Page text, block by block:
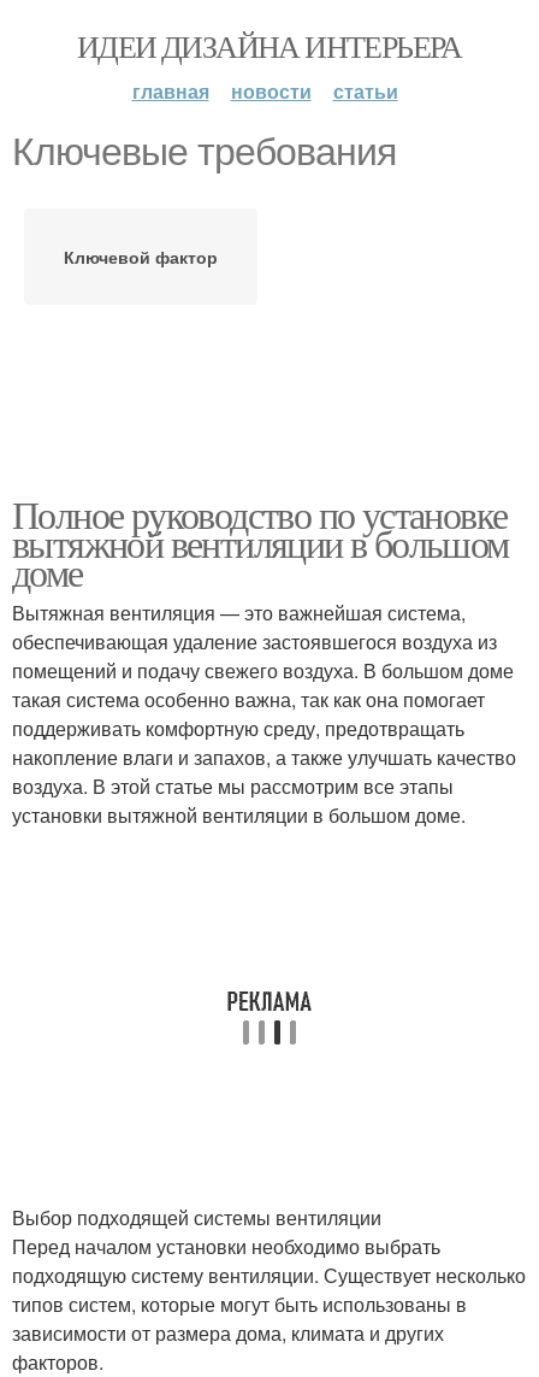
ИДЕИ ДИЗАЙНА ИНТЕРЬЕРА
главная новости статьи
Ключевые требования
Ключевой фактор
Полное руководство по установке
вытяжной вентиляции в большом
доме
Вытяжная вентиляция — это важнейшая система,
обеспечивающая удаление застоявшегося воздуха из
помещений и подачу свежего воздуха. В большом доме
такая система особенно важна, так как она помогает
поддерживать комфортную среду, предотвращать
накопление влаги и запахов, а также улучшать качество
воздуха. В этой статье мы рассмотрим все этапы
установки вытяжной вентиляции в большом доме.
Выбор подходящей системы вентиляции
Перед началом установки необходимо выбрать
подходящую систему вентиляции. Существует несколько
типов систем, которые могут быть использованы в
зависимости от размера дома, климата и других
факторов.